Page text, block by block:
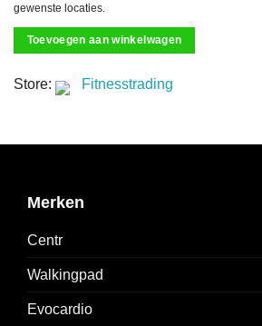
gewenste locaties.
Toevoegen aan winkelwagen
Store: Fitnesstrading
Merken
Centr
Walkingpad
Evocardio